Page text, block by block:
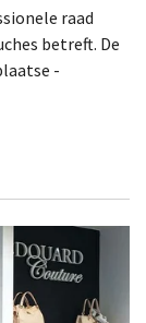
raad
betreft. De
-